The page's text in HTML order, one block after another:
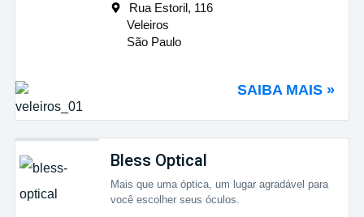
Rua Estoril, 116
Veleiros
São Paulo
SAIBA MAIS »
Bless Optical
Mais que uma óptica, um lugar agradável para
você escolher seus óculos.